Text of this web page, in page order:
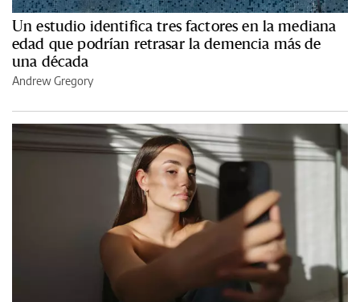
Un estudio identifica tres factores en la mediana
edad que podrían retrasar la demencia más de
una década
Andrew Gregory